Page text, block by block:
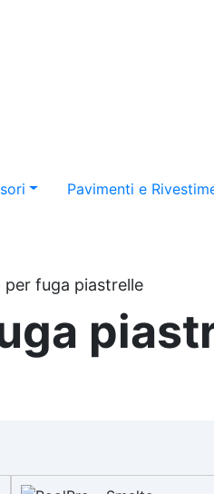
Pavimenti e
per fuga piastrelle